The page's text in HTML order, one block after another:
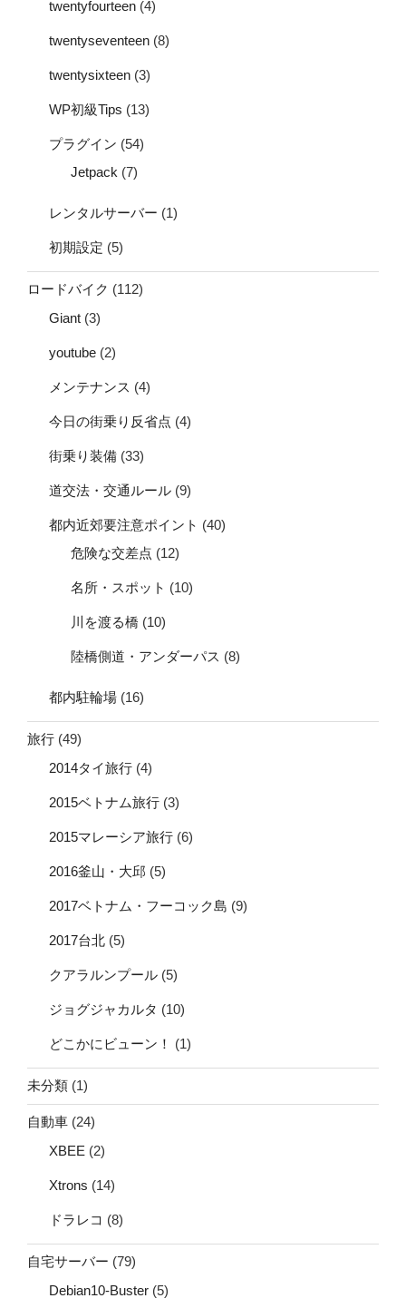
twentyfourteen (4)
twentyseventeen (8)
twentysixteen (3)
WP初級Tips (13)
プラグイン (54)
Jetpack (7)
レンタルサーバー (1)
初期設定 (5)
ロードバイク (112)
Giant (3)
youtube (2)
メンテナンス (4)
今日の街乗り反省点 (4)
街乗り装備 (33)
道交法・交通ルール (9)
都内近郊要注意ポイント (40)
危険な交差点 (12)
名所・スポット (10)
川を渡る橋 (10)
陸橋側道・アンダーパス (8)
都内駐輪場 (16)
旅行 (49)
2014タイ旅行 (4)
2015ベトナム旅行 (3)
2015マレーシア旅行 (6)
2016釜山・大邱 (5)
2017ベトナム・フーコック島 (9)
2017台北 (5)
クアラルンプール (5)
ジョグジャカルタ (10)
どこかにビューン！ (1)
未分類 (1)
自動車 (24)
XBEE (2)
Xtrons (14)
ドラレコ (8)
自宅サーバー (79)
Debian10-Buster (5)